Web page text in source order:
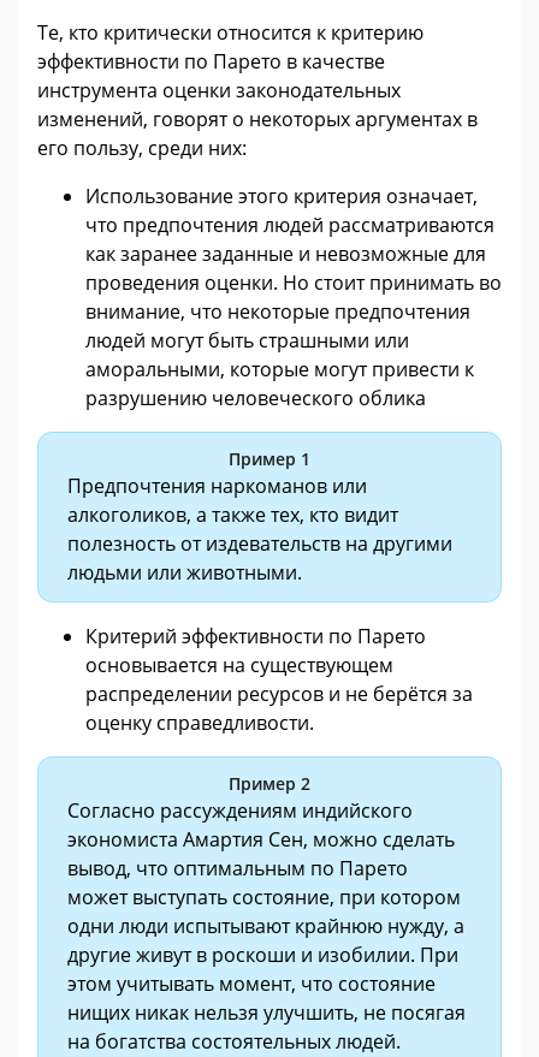
Те, кто критически относится к критерию
эффективности по Парето в качестве
инструмента оценки законодательных
изменений, говорят о некоторых аргументах в
его пользу, среди них:
Использование этого критерия означает,
что предпочтения людей рассматриваются
как заранее заданные и невозможные для
проведения оценки. Но стоит принимать во
внимание, что некоторые предпочтения
людей могут быть страшными или
аморальными, которые могут привести к
разрушению человеческого облика
Пример 1
Предпочтения наркоманов или
алкоголиков, а также тех, кто видит
полезность от издевательств на другими
людьми или животными.
Критерий эффективности по Парето
основывается на существующем
распределении ресурсов и не берётся за
оценку справедливости.
Пример 2
Согласно рассуждениям индийского
экономиста Амартия Сен, можно сделать
вывод, что оптимальным по Парето
может выступать состояние, при котором
одни люди испытывают крайнюю нужду, а
другие живут в роскоши и изобилии. При
этом учитывать момент, что состояние
нищих никак нельзя улучшить, не посягая
на богатства состоятельных людей.